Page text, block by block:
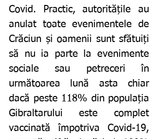
Covid. Practic, autoritățile au
anulat toate evenimentele de
Crăciun și oamenii sunt sfătuiți
să nu ia parte la evenimente
sociale sau petreceri în
următoarea lună asta chiar
dacă peste 118% din populația
Gibraltarului este complet
vaccinată împotriva Covid-19,